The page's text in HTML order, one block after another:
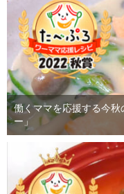
働くママを応援する今秋
ー」